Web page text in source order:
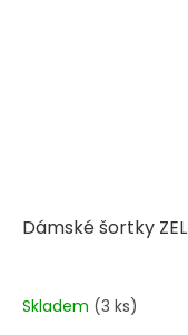
Dámské šortky
Skladem (3 ks)